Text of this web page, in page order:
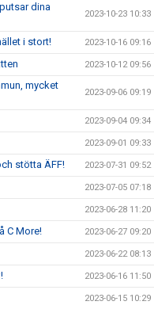
dina
2023-10-23 10:33
i stort! 2023-10-16 09:16
2023-10-12 09:56
mycket
2023-09-06 09:19
2023-09-04 09:34
2023-09-01 09:33
stötta ÄFF! 2023-07-31 09:52
2023-07-05 07:18
2023-06-28 11:20
C More! 2023-06-27 09:20
2023-06-22 08:13
2023-06-16 11:50
2023-06-15 10:29